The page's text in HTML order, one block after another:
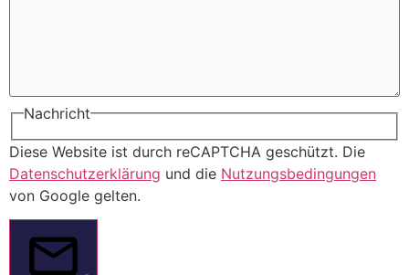
Nachricht
Diese Website ist durch reCAPTCHA geschützt. Die
Datenschutzerklärung und die Nutzungsbedingungen
von Google gelten.